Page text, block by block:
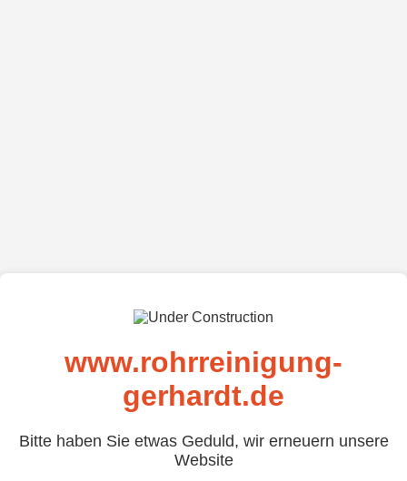
www.rohrreinigung-
gerhardt.de
Bitte haben Sie etwas Geduld, wir erneuern unsere
Website